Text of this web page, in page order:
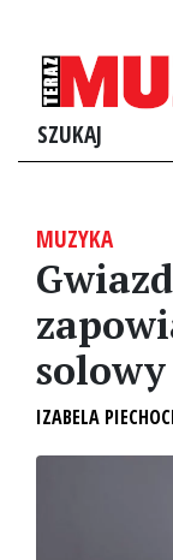
SZUKAJ
MUZYKA
IZABELA